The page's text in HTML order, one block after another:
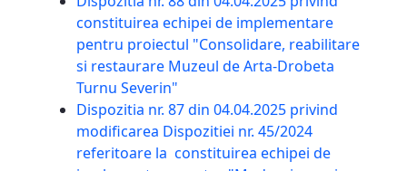
constituirea echipei de implementare
pentru proiectul "Consolidare, reabilitare
si restaurare Muzeul de Arta-Drobeta
Turnu Severin"
Dispozitia nr. 87 din 04.04.2025 privind
modificarea Dispozitiei nr. 45/2024
referitoare la constituirea echipei de